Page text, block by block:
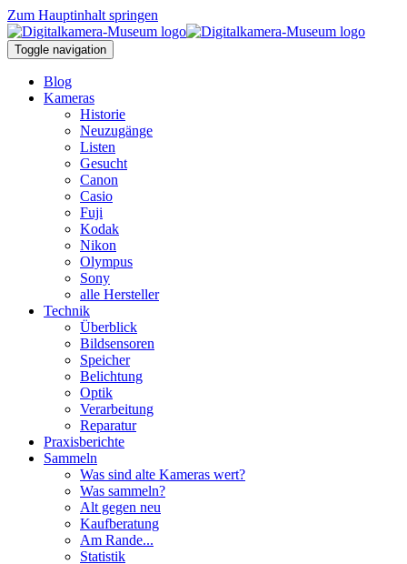
Zum Hauptinhalt springen
Toggle navigation
Blog
Kameras
Historie
Neuzugänge
Listen
Gesucht
Canon
Casio
Fuji
Kodak
Nikon
Olympus
Sony
alle Hersteller
Technik
Überblick
Bildsensoren
Speicher
Belichtung
Optik
Verarbeitung
Reparatur
Praxisberichte
Sammeln
Was sind alte Kameras wert?
Was sammeln?
Alt gegen neu
Kaufberatung
Am Rande...
Statistik